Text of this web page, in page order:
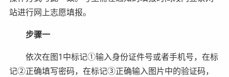
站进行网上志愿填报。
步骤一
依次在图1中标记①输入身份证件号或者手机号，在标
记②正确填写密码，在标记③正确输入图片中的验证码，